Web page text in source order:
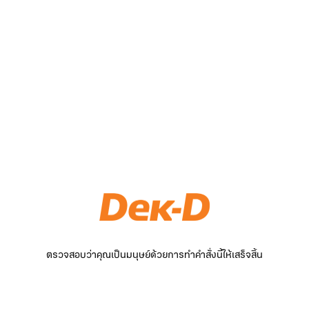
ตรวจสอบว่าคุณเป็นมนุษย์ด้วยการทำคำสั่งนี้ให้เสร็จสิ้น